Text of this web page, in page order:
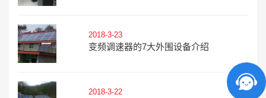
2018-3-23
变频调速器的7大外围设备介绍
2018-3-22